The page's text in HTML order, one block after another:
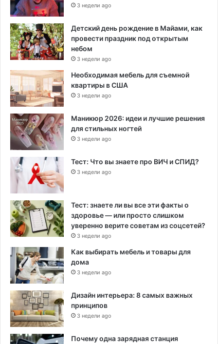
3 недели ago
Детский день рождение в Майами, как
провести праздник под открытым
небом
3 недели ago
Необходимая мебель для съемной
квартиры в США
3 недели ago
Маникюр 2026: идеи и лучшие решения
для стильных ногтей
3 недели ago
Тест: Что вы знаете про ВИЧ и СПИД?
3 недели ago
Тест: знаете ли вы все эти факты о
здоровье — или просто слишком
уверенно верите советам из соцсетей?
3 недели ago
Как выбирать мебель и товары для
дома
3 недели ago
Дизайн интерьера: 8 самых важных
принципов
3 недели ago
Почему одна зарядная станция